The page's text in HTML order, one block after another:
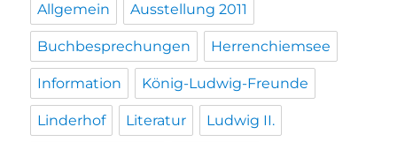
Allgemein Ausstellung 2011
Buchbesprechungen Herrenchiemsee
Information König-Ludwig-Freunde
Linderhof Literatur Ludwig II.